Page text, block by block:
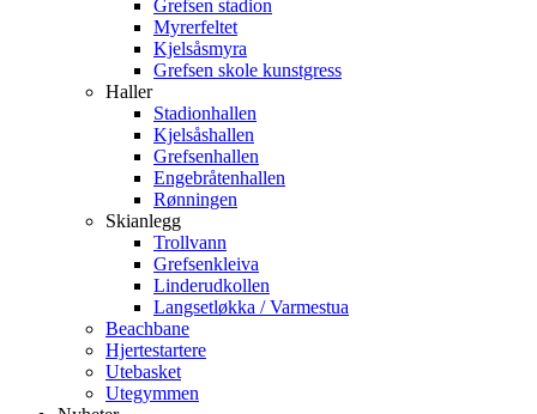
Grefsen stadion
Myrerfeltet
Kjelsåsmyra
Grefsen skole kunstgress
Haller
Stadionhallen
Kjelsåshallen
Grefsenhallen
Engebråtenhallen
Rønningen
Skianlegg
Trollvann
Grefsenkleiva
Linderudkollen
Langsetløkka / Varmestua
Beachbane
Hjertestartere
Utebasket
Utegymmen